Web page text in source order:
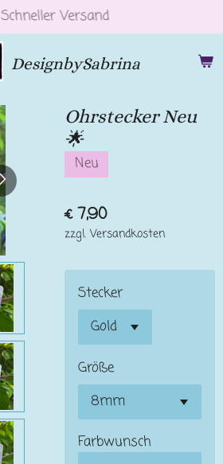
DesignbySabrina
Schneller Versand
Ohrstecker Neu
🌟
Neu
€ 7,90
zzgl. Versandkosten
Stecker
Größe
Farbwunsch